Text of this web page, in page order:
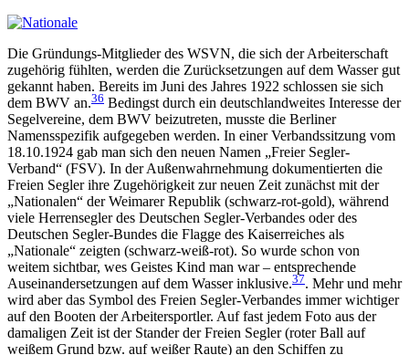
Die Gründungs-Mitglieder des WSVN, die sich der Arbeiterschaft
zugehörig fühlten, werden die Zurücksetzungen auf dem Wasser gut
gekannt haben. Bereits im Juni des Jahres 1922 schlossen sie sich
dem BWV an.36 Bedingst durch ein deutschlandweites Interesse der
Segelvereine, dem BWV beizutreten, musste die Berliner
Namensspezifik aufgegeben werden. In einer Verbandssitzung vom
18.10.1924 gab man sich den neuen Namen „Freier Segler-
Verband“ (FSV). In der Außenwahrnehmung dokumentierten die
Freien Segler ihre Zugehörigkeit zur neuen Zeit zunächst mit der
„Nationalen“ der Weimarer Republik (schwarz-rot-gold), während
viele Herrensegler des Deutschen Segler-Verbandes oder des
Deutschen Segler-Bundes die Flagge des Kaiserreiches als
„Nationale“ zeigten (schwarz-weiß-rot). So wurde schon von
weitem sichtbar, wes Geistes Kind man war – entsprechende
Auseinandersetzungen auf dem Wasser inklusive.37. Mehr und mehr
wird aber das Symbol des Freien Segler-Verbandes immer wichtiger
auf den Booten der Arbeitersportler. Auf fast jedem Foto aus der
damaligen Zeit ist der Stander der Freien Segler (roter Ball auf
weißem Grund bzw. auf weißer Raute) an den Schiffen zu